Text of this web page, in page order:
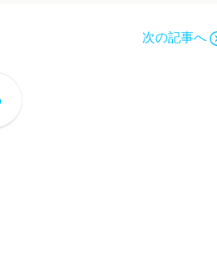
次の記事へ